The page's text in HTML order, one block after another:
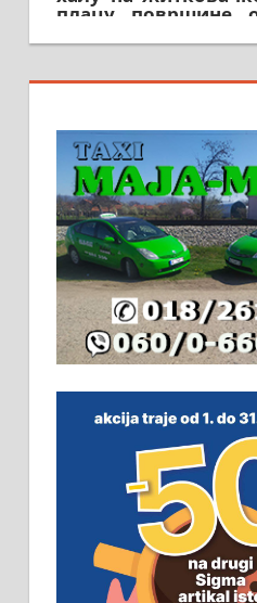
На продају
Зеленом виру у
Могућа замена. 064/
ПОСЛОВНИ
Рудник и
д.о.о. Рудник
помоћника
Основна
сличним
неопходан услов.
смештај,
032/57-41-122 –
Пружам услуге
радова у
хидроизолације и
радова. 061/25-28-